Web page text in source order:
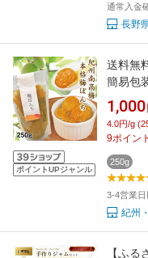
通常入金
長野
ポイントUPジャンル
送料無
簡易包
歌山 み
梱・日
1,000
4.0円/g
9ポイント
250g
3-4営業
紀州
【ふ